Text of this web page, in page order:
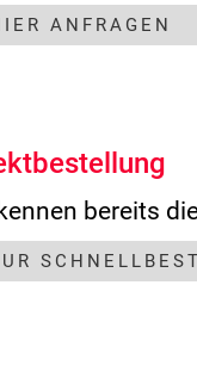
ANFRAGEN
bereits